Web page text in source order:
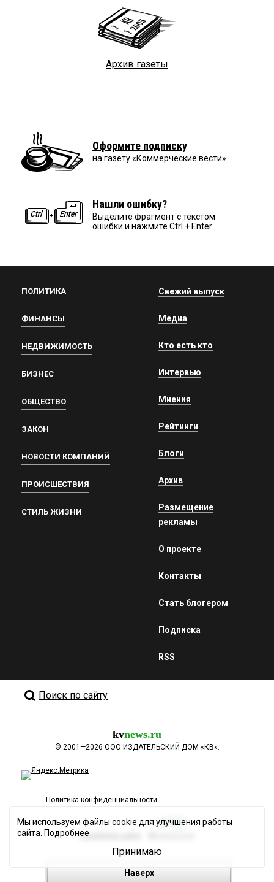
Архив газеты
Оформите подписку
на газету «Коммерческие вести»
Нашли ошибку?
Выделите фрагмент с текстом
ошибки и нажмите Ctrl + Enter.
ПОЛИТИКА
ФИНАНСЫ
НЕДВИЖИМОСТЬ
БИЗНЕС
ОБЩЕСТВО
ЗАКОН
НОВОСТИ КОМПАНИЙ
ПРОИСШЕСТВИЯ
СТИЛЬ ЖИЗНИ
Свежий выпуск
Медиа
Кто есть кто
Интервью
Мнения
Рейтинги
Блоги
Архив
Размещение
рекламы
О проекте
Контакты
Стать блогером
Подписка
RSS
Поиск по сайту
kvnews.ru
© 2001—2026 ООО ИЗДАТЕЛЬСКИЙ ДОМ «КВ».
Политика конфиденциальности
Разработка сайта
Наверх
Мы используем файлы cookie для улучшения работы
сайта. Подробнее
Принимаю